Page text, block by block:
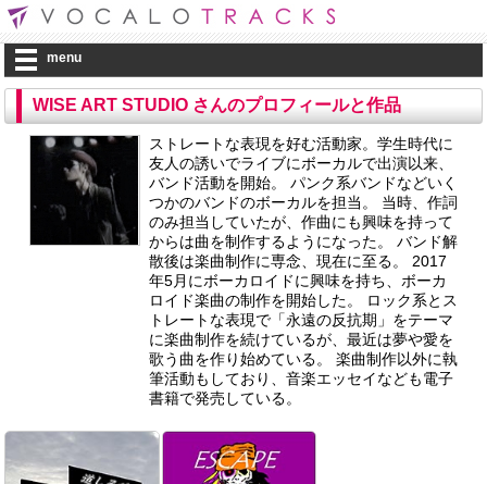
menu
WISE ART STUDIO さんのプロフィールと作品
ストレートな表現を好む活動家。学生時代に
友人の誘いでライブにボーカルで出演以来、
バンド活動を開始。 パンク系バンドなどいく
つかのバンドのボーカルを担当。 当時、作詞
のみ担当していたが、作曲にも興味を持って
からは曲を制作するようになった。 バンド解
散後は楽曲制作に専念、現在に至る。 2017
年5月にボーカロイドに興味を持ち、ボーカ
ロイド楽曲の制作を開始した。 ロック系とス
トレートな表現で「永遠の反抗期」をテーマ
に楽曲制作を続けているが、最近は夢や愛を
歌う曲を作り始めている。 楽曲制作以外に執
筆活動もしており、音楽エッセイなども電子
書籍で発売している。